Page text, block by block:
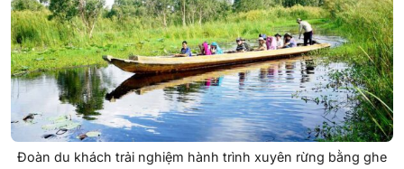
Đoàn du khách trải nghiệm hành trình xuyên rừng bằng ghe